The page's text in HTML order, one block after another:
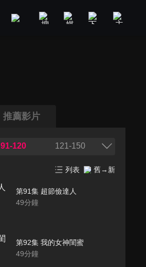
美食旅遊 新聞政論
推薦影片
91-120 121-150
列表 舊→新
第91集 超節儉達人
49分鐘
第92集 我的女神閨蜜
49分鐘